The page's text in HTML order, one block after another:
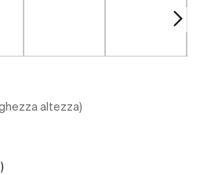
altezza)